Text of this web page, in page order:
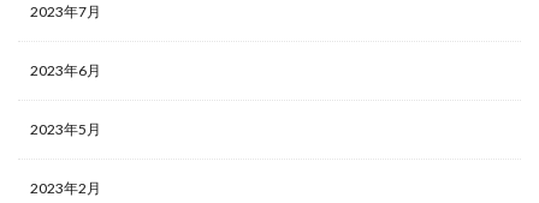
2023年7月
2023年6月
2023年5月
2023年2月